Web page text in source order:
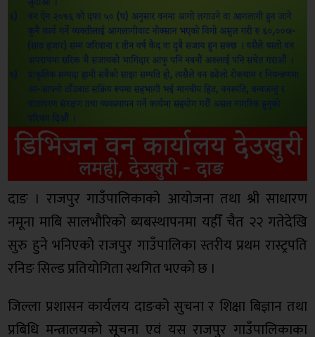
दाङ । राजपुर गाउँपालिकाको आयोजना तथा श्री साधारण
नमूना माबि सालभौरिको ब्यबस्थापनमा यहीँ चैत २२ गतेदेखि
सुरु हुने भनिएको राजपुर गाउँपालिका स्तरीय प्रथम रास्ट्रपति
रनिङ सिल्ड प्रतियोगिता स्थगित भएको छ ।
जिल्ला प्रशासन कार्यलय दाङको सुचना र शिक्षा बिज्ञान तथा
प्रबिधि मन्त्रालयको सूचना एवं यस राजपुर गाउँपालिकाका